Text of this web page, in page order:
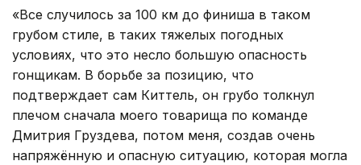
«Все случилось за 100 км до финиша в таком
грубом стиле, в таких тяжелых погодных
условиях, что это несло большую опасность
гонщикам. В борьбе за позицию, что
подтверждает сам Киттель, он грубо толкнул
плечом сначала моего товарища по команде
Дмитрия Груздева, потом меня, создав очень
напряжённую и опасную ситуацию, которая могла